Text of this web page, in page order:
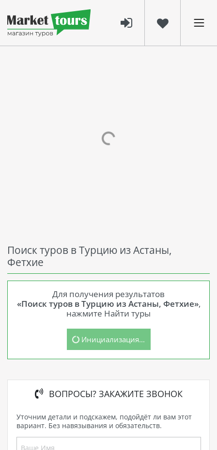
Поиск туров в Турцию из Астаны,
Фетхие
Для получения результатов
«Поиск туров в Турцию из Астаны, Фетхие»,
нажмите Найти туры
Инициализация...
ВОПРОСЫ? ЗАКАЖИТЕ ЗВОНОК
Уточним детали и подскажем, подойдёт ли вам этот
вариант. Без навязывания и обязательств.